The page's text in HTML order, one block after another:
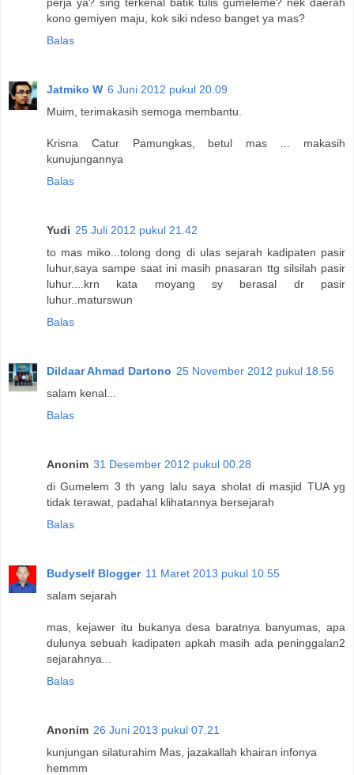
kono gemiyen maju, kok siki ndeso banget ya mas?
Balas
Jatmiko W 6 Juni 2012 pukul 20.09
Muim, terimakasih semoga membantu.
Krisna Catur Pamungkas, betul mas ... makasih
kunujungannya
Balas
Yudi 25 Juli 2012 pukul 21.42
to mas miko...tolong dong di ulas sejarah kadipaten pasir
luhur,saya sampe saat ini masih pnasaran ttg silsilah pasir
luhur....krn kata moyang sy berasal dr pasir
luhur..maturswun
Balas
Dildaar Ahmad Dartono 25 November 2012 pukul 18.56
salam kenal...
Balas
Anonim 31 Desember 2012 pukul 00.28
di Gumelem 3 th yang lalu saya sholat di masjid TUA yg
tidak terawat, padahal klihatannya bersejarah
Balas
Budyself Blogger 11 Maret 2013 pukul 10.55
salam sejarah
mas, kejawer itu bukanya desa baratnya banyumas, apa
dulunya sebuah kadipaten apkah masih ada peninggalan2
sejarahnya...
Balas
Anonim 26 Juni 2013 pukul 07.21
kunjungan silaturahim Mas, jazakallah khairan infonya
hemmm